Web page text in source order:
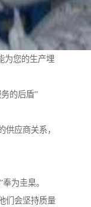
为您的生产埋
的后盾”
供应商关系，
为圭臬。
们会坚持质量